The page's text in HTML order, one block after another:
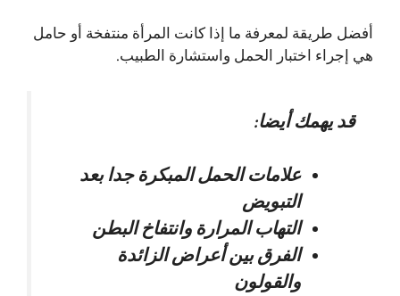
أفضل طريقة لمعرفة ما إذا كانت المرأة منتفخة أو حامل
هي إجراء اختبار الحمل واستشارة الطبيب.
قد يهمك أيضا:
علامات الحمل المبكرة جدا بعد
التبويض
التهاب المرارة وانتفاخ البطن
الفرق بين أعراض الزائدة
والقولون